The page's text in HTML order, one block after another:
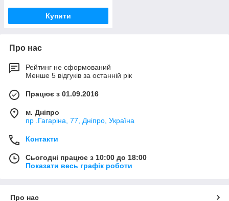
Купити
Про нас
Рейтинг не сформований
Менше 5 відгуків за останній рік
Працює з 01.09.2016
м. Дніпро
пр .Гагаріна, 77, Дніпро, Україна
Контакти
Сьогодні працює з 10:00 до 18:00
Показати весь графік роботи
Про нас